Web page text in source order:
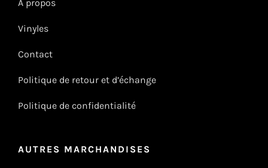
À propos
Vinyles
Contact
Politique de retour et d’échange
Politique de confidentialité
AUTRES MARCHANDISES